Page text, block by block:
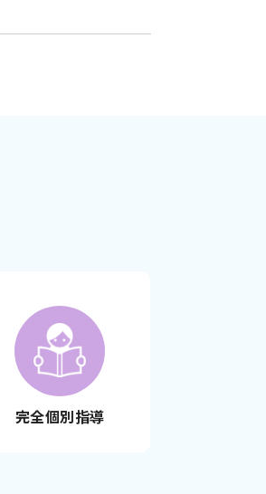
完全個別指導